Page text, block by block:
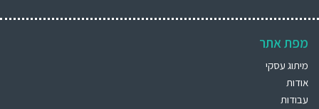
מפת אתר
מיתוג עסקי
אודות
עבודות